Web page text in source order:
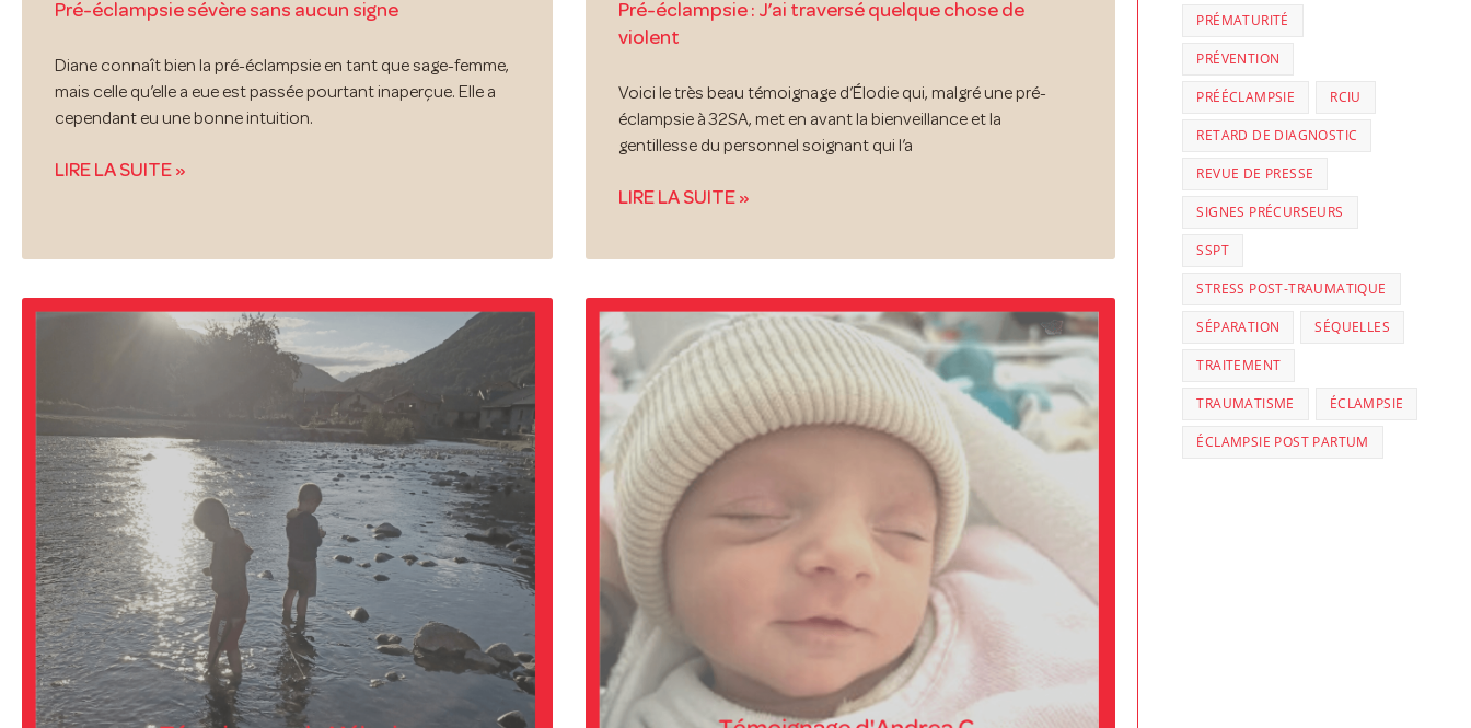
Pré-éclampsie sévère sans aucun signe
Diane connaît bien la pré-éclampsie en tant que sage-femme,
mais celle qu’elle a eue est passée pourtant inaperçue. Elle a
cependant eu une bonne intuition.
LIRE LA SUITE »
Pré-éclampsie : J’ai traversé quelque chose de
violent
Voici le très beau témoignage d’Élodie qui, malgré une pré-
éclampsie à 32SA, met en avant la bienveillance et la
gentillesse du personnel soignant qui l’a
LIRE LA SUITE »
PRÉMATURITÉ
PRÉVENTION
PRÉÉCLAMPSIE RCIU
RETARD DE DIAGNOSTIC
REVUE DE PRESSE
SIGNES PRÉCURSEURS
SSPT
STRESS POST-TRAUMATIQUE
SÉPARATION SÉQUELLES
TRAITEMENT
TRAUMATISME ÉCLAMPSIE
ÉCLAMPSIE POST PARTUM